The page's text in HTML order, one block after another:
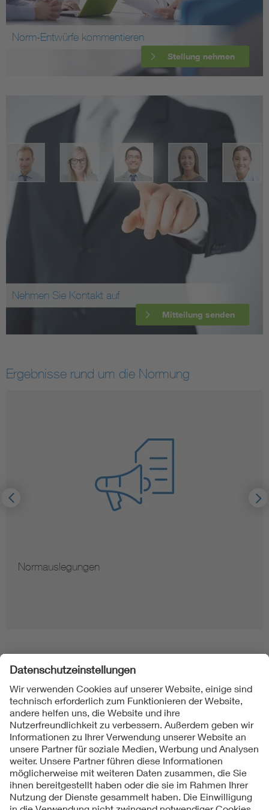
Norm-Entwürfe kommentieren
Stellung nehmen
Nehmen Sie Kontakt auf
Mitteilung senden
Ergebnisse rund um die Normung
Normauslegungen
Folgen Sie uns